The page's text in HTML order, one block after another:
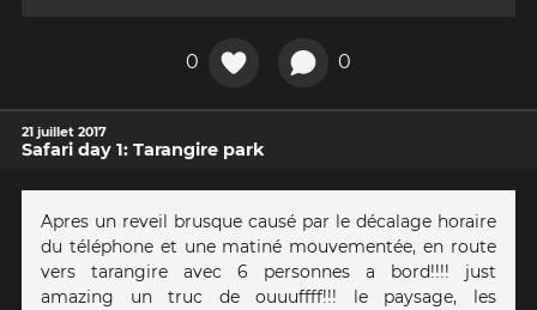
0 0
21 juillet 2017
Safari day 1: Tarangire park
Apres un reveil brusque causé par le décalage horaire
du téléphone et une matiné mouvementée, en route
vers tarangire avec 6 personnes a bord!!!! just
amazing un truc de ouuuffff!!! le paysage, les